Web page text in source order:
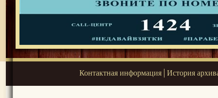
Контактная информация История